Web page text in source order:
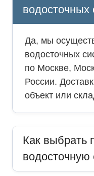
водосточных
Да, мы
водосточных
по Москве,
России.
объект или
Как выбрать
водосточную